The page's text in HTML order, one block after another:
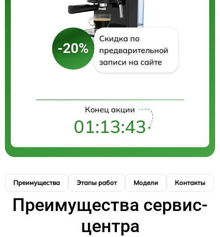
-20%
Скидка по
предварительной
записи на сайте
Конец акции
01:13:43
Преимущества Этапы работ Модели Контакты
Преимущества сервис-
центра